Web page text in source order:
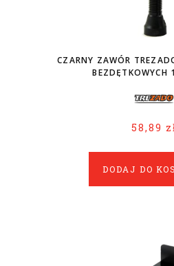
CZARNY ZAWÓR
BEZDĘTKOWYCH
58,89
DODAJ DO